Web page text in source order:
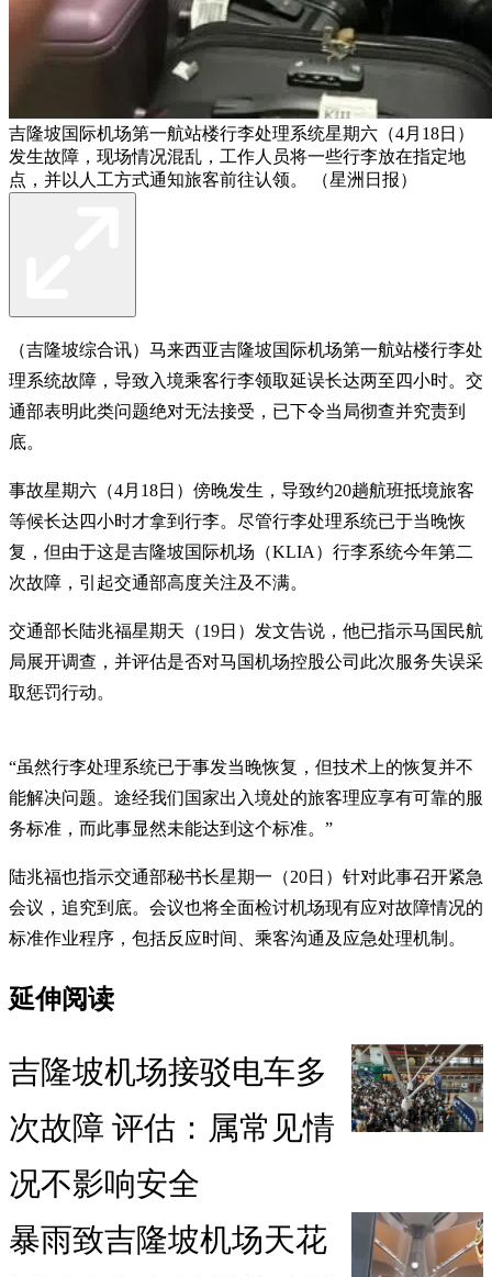
吉隆坡国际机场第一航站楼行李处理系统星期六（4月18日）
发生故障，现场情况混乱，工作人员将一些行李放在指定地
点，并以人工方式通知旅客前往认领。 （星洲日报）
（吉隆坡综合讯）马来西亚吉隆坡国际机场第一航站楼行李处
理系统故障，导致入境乘客行李领取延误长达两至四小时。交
通部表明此类问题绝对无法接受，已下令当局彻查并究责到
底。
事故星期六（4月18日）傍晚发生，导致约20趟航班抵境旅客
等候长达四小时才拿到行李。尽管行李处理系统已于当晚恢
复，但由于这是吉隆坡国际机场（KLIA）行李系统今年第二
次故障，引起交通部高度关注及不满。
交通部长陆兆福星期天（19日）发文告说，他已指示马国民航
局展开调查，并评估是否对马国机场控股公司此次服务失误采
取惩罚行动。
“虽然行李处理系统已于事发当晚恢复，但技术上的恢复并不
能解决问题。途经我们国家出入境处的旅客理应享有可靠的服
务标准，而此事显然未能达到这个标准。”
陆兆福也指示交通部秘书长星期一（20日）针对此事召开紧急
会议，追究到底。会议也将全面检讨机场现有应对故障情况的
标准作业程序，包括反应时间、乘客沟通及应急处理机制。
延伸阅读
吉隆坡机场接驳电车多
次故障 评估：属常见情
况不影响安全
暴雨致吉隆坡机场天花